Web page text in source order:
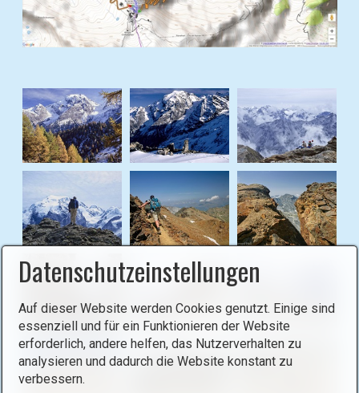
i
g
h
b
o
x
ö
f
f
n
e
n
o
e
i
l
d
i
n
L
i
g
h
t
b
o
x
ö
f
f
Datenschutzeinstellungen
Auf dieser Website werden Cookies genutzt. Einige sind
essenziell und für ein Funktionieren der Website
erforderlich, andere helfen, das Nutzerverhalten zu
analysieren und dadurch die Website konstant zu
verbessern.